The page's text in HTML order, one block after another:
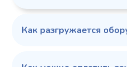
размеры (Д х Ш х В),
режим, °C
Как разгружается